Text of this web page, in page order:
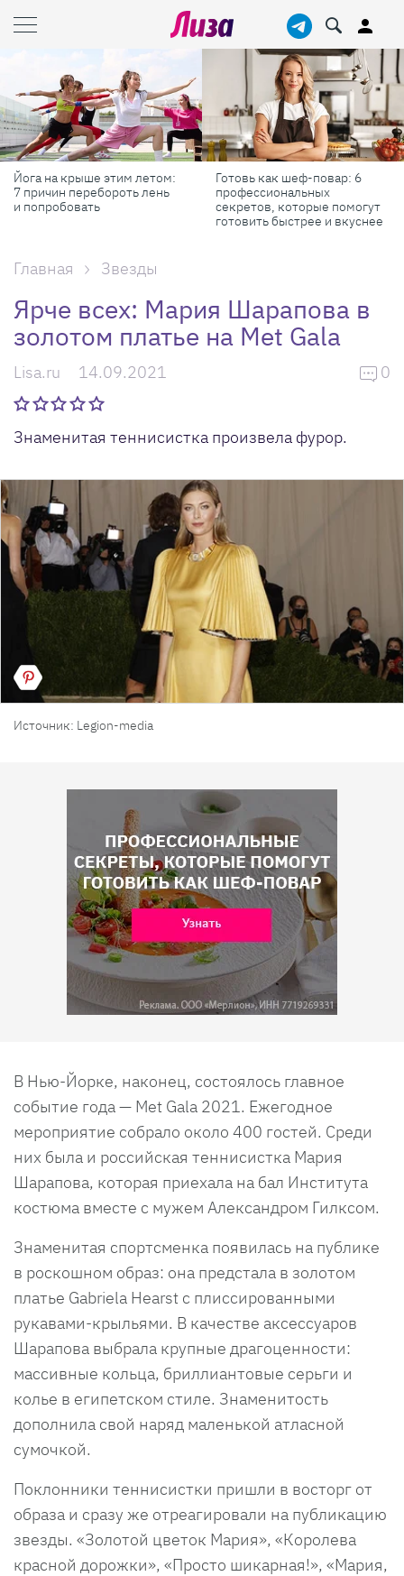
Йога на крыше этим летом:
7 причин перебороть лень
и попробовать
Готовь как шеф-повар: 6
профессиональных
секретов, которые помогут
готовить быстрее и вкуснее
Главная Звезды
Ярче всех: Мария Шарапова в
золотом платье на Met Gala
Lisa.ru 14.09.2021 0
Знаменитая теннисистка произвела фурор.
Источник: Legion-media
В Нью-Йорке, наконец, состоялось главное
событие года — Met Gala 2021. Ежегодное
мероприятие собрало около 400 гостей. Среди
них была и российская теннисистка Мария
Шарапова, которая приехала на бал Института
костюма вместе с мужем Александром Гилксом.
Знаменитая спортсменка появилась на публике
в роскошном образ: она предстала в золотом
платье Gabriela Hearst с плиссированными
рукавами-крыльями. В качестве аксессуаров
Шарапова выбрала крупные драгоценности:
массивные кольца, бриллиантовые серьги и
колье в египетском стиле. Знаменитость
дополнила свой наряд маленькой атласной
сумочкой.
Поклонники теннисистки пришли в восторг от
образа и сразу же отреагировали на публикацию
звезды. «Золотой цветок Мария», «Королева
красной дорожки», «Просто шикарная!», «Мария,